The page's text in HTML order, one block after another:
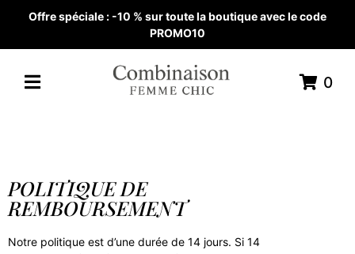
Offre spéciale : -10 % sur toute la boutique avec le code
PROMO10
0
POLITIQUE DE
REMBOURSEMENT
Notre politique est d’une durée de 14 jours. Si 14